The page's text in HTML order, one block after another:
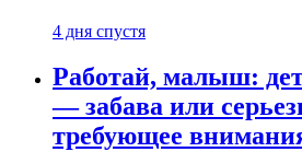
4 дня спустя
Работай, малыш:
— забава или
требующее